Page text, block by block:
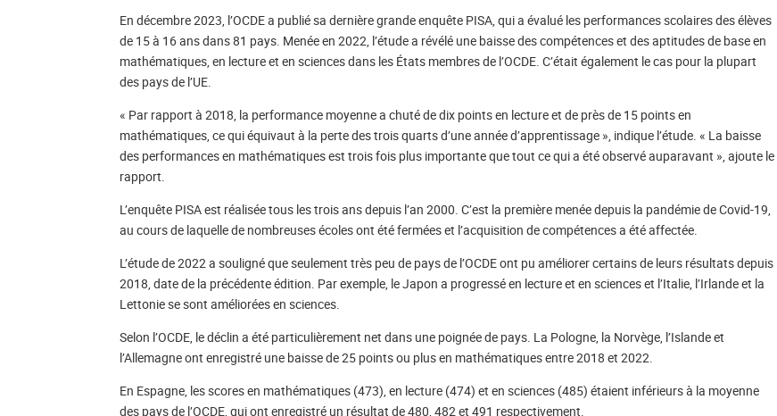
En décembre 2023, l’OCDE a publié sa dernière grande enquête PISA, qui a évalué les performances scolaires des élèves
de 15 à 16 ans dans 81 pays. Menée en 2022, l’étude a révélé une baisse des compétences et des aptitudes de base en
mathématiques, en lecture et en sciences dans les États membres de l’OCDE. C’était également le cas pour la plupart
des pays de l’UE.
« Par rapport à 2018, la performance moyenne a chuté de dix points en lecture et de près de 15 points en
mathématiques, ce qui équivaut à la perte des trois quarts d’une année d’apprentissage », indique l’étude. « La baisse
des performances en mathématiques est trois fois plus importante que tout ce qui a été observé auparavant », ajoute le
rapport.
L’enquête PISA est réalisée tous les trois ans depuis l’an 2000. C’est la première menée depuis la pandémie de Covid-19,
au cours de laquelle de nombreuses écoles ont été fermées et l’acquisition de compétences a été affectée.
L’étude de 2022 a souligné que seulement très peu de pays de l’OCDE ont pu améliorer certains de leurs résultats depuis
2018, date de la précédente édition. Par exemple, le Japon a progressé en lecture et en sciences et l’Italie, l’Irlande et la
Lettonie se sont améliorées en sciences.
Selon l’OCDE, le déclin a été particulièrement net dans une poignée de pays. La Pologne, la Norvège, l’Islande et
l’Allemagne ont enregistré une baisse de 25 points ou plus en mathématiques entre 2018 et 2022.
En Espagne, les scores en mathématiques (473), en lecture (474) et en sciences (485) étaient inférieurs à la moyenne
des pays de l’OCDE, qui ont enregistré un résultat de 480, 482 et 491 respectivement.